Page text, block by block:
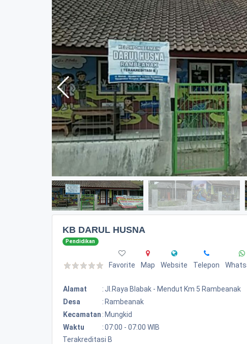
KB DARUL HUSNA
Pendidikan
Favorite Map Website Telepon
Alamat : Jl.raya Blabak - Mendut Km 5 Rambeanak
Desa
: Rambeanak
Kecamatan : Mungkid
Waktu
:07:00 - 07:00 WIB
Terakreditasi B